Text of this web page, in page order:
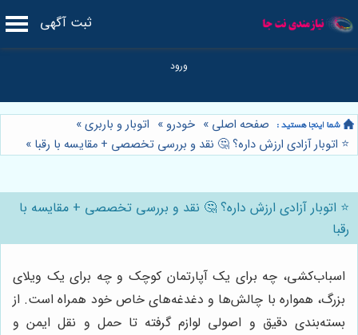
ثبت آگهی
صفحه اصلی » خودرو » اتوبار و باربری»
⭐️ اتوبار آزادی ارزش داره؟ 🤔 نقد و بررسی تخصصی + مقایسه با رقبا »
⭐️ اتوبار آزادی ارزش داره؟ 🤔 نقد و بررسی تخصصی + مقایسه با
رقبا
اسباب‌کشی، چه برای یک آپارتمان کوچک و چه برای یک ویلای
بزرگ، همواره با چالش‌ها و دغدغه‌های خاص خود همراه است. از
بسته‌بندی دقیق و اصولی لوازم گرفته تا حمل و نقل ایمن و